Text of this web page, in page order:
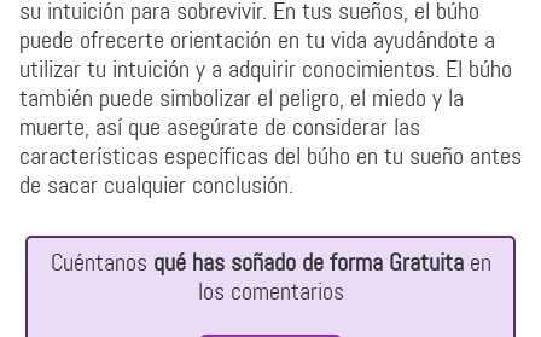
su intuición para sobrevivir. En tus sueños, el búho
puede ofrecerte orientación en tu vida ayudándote a
utilizar tu intuición y a adquirir conocimientos. El búho
también puede simbolizar el peligro, el miedo y la
muerte, así que asegúrate de considerar las
características específicas del búho en tu sueño antes
de sacar cualquier conclusión.
Cuéntanos qué has soñado de forma Gratuitaen
los comentarios